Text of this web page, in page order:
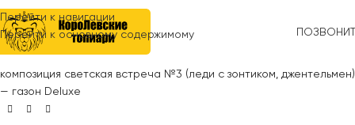
Перейти к навигации
Перейти к основному содержимому
Главная»Топиари»Люди»
композиция светская встреча №3 (леди с зонтиком, джентельмен)
— газон Deluxe